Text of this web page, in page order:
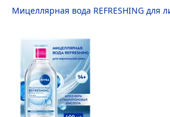
Мицеллярная вода REFRESHING для